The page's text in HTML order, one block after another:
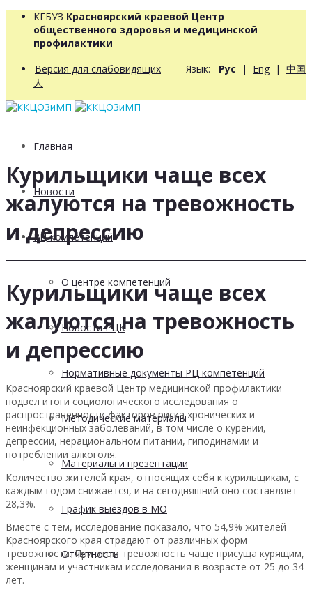
КГБУЗ Красноярский краевой Центр
общественного здоровья и медицинской
профилактики
Версия для слабовидящих Язык: Рус | Eng | 中国
人
Главная
Новости
РЦ компетенций
О центре компетенций
Новости РЦК
Нормативные документы РЦ компетенций
Методические материалы
Материалы и презентации
График выездов в МО
Отчетность
Курильщики чаще всех
жалуются на тревожность
и депрессию
Курильщики чаще всех
жалуются на тревожность
и депрессию
Красноярский краевой Центр медицинской профилактики
подвел итоги социологического исследования о
распространенности факторов риска хронических и
неинфекционных заболеваний, в том числе о курении,
депрессии, нерациональном питании, гиподинамии и
потреблении алкоголя.
Количество жителей края, относящих себя к курильщикам, с
каждым годом снижается, и на сегодняшний оно составляет
28,3%.
Вместе с тем, исследование показало, что 54,9% жителей
Красноярского края страдают от различных форм
тревожности. При этом тревожность чаще присуща курящим,
женщинам и участникам исследования в возрасте от 25 до 34
лет.